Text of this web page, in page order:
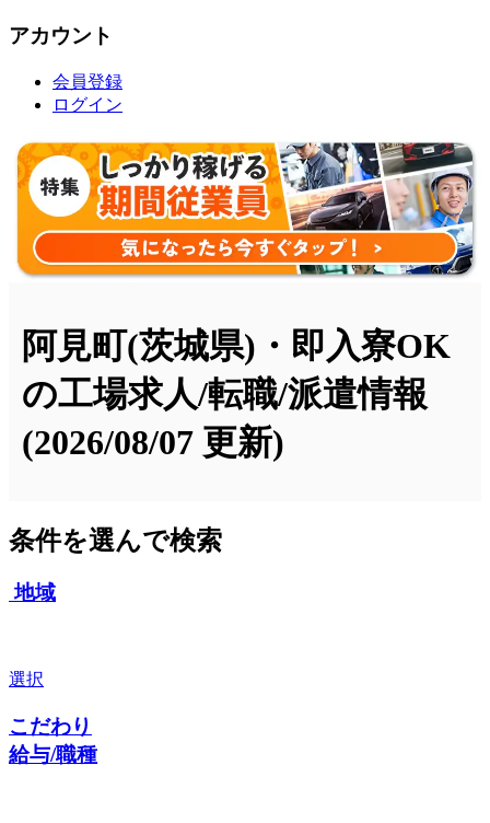
アカウント
会員登録
ログイン
阿見町(茨城県)・即入寮OK
の工場求人/転職/派遣情報
(2026/08/07 更新)
条件を選んで検索
地域
選択
こだわり
給与/職種